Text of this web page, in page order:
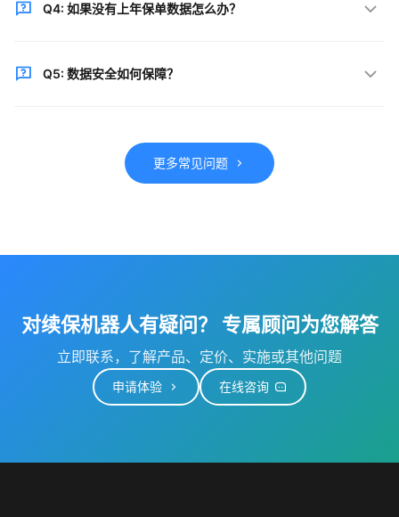
价模型"选项进行赋值，确保数据一致性。
Q4: 如果没有上年保单数据怎么办？
会提示人工介入，确保不遗漏任何一个潜在续保客户。
Q5: 数据安全如何保障？
计，确保续保数据安全合规。
更多常见问题
对续保机器人有疑问？ 专属顾问为您解答
立即联系，了解产品、定价、实施或其他问题
申请体验 在线咨询